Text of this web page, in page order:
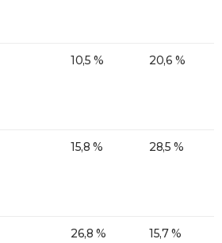
10,5 % 20,6 %
15,8 % 28,5 %
26,8 % 15,7 %